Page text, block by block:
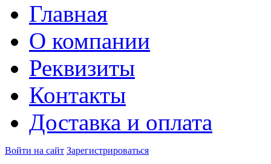
Главная
О компании
Реквизиты
Контакты
Доставка и оплата
Войти на сайт Зарегистрироваться